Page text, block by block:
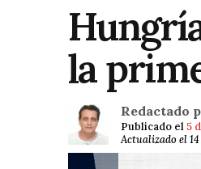
la
Redactado
Publicado el5
Actualizado el